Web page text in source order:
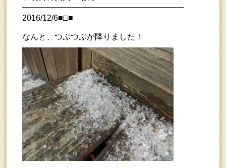
━━━━━━━━━━━━━━━━━━━━
2016/12/6■□■
なんと、つぶつぶが降りました！